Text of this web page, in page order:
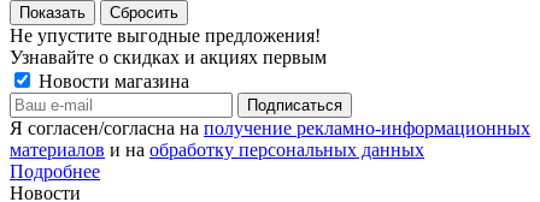
Сбросить
Не упустите выгодные предложения!
Узнавайте о скидках и акциях первым
Новости магазина
Я согласен/согласна на получение рекламно-информационных
материалов и на обработку персональных данных
Подробнее
Новости